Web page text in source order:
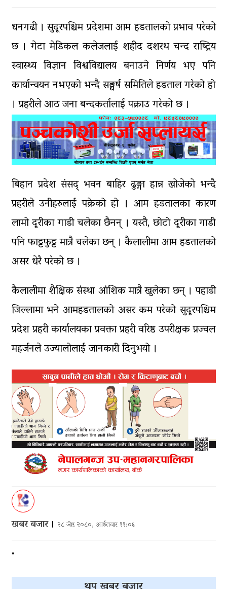
घरमाथिबाट पहिरो खसेपछि १३ घरधुरी स्थानान्तरण
पाँच लाख घुससहित कर अधिकृत रंगेहात पक्राऊ
धनगढी । सुदूरपश्चिम प्रदेशमा आम हडतालको प्रभाव परेको
छ । गेटा मेडिकल कलेजलाई शहीद दशरथ चन्द राष्ट्रिय
स्वास्थ्य विज्ञान विश्वविद्यालय बनाउने निर्णय भए पनि
कार्यान्वयन नभएको भन्दै सङ्घर्ष समितिले हडताल गरेको हो
। प्रहरीले आठ जना बन्दकर्तालाई पक्राउ गरेको छ ।
बिहान प्रदेश संसद् भवन बाहिर ढुङ्गा हान्न खोजेको भन्दै
प्रहरीले उनीहरुलाई पक्रेको हो । आम हडतालका कारण
लामो दूरीका गाडी चलेका छैनन् । यस्तै, छोटो दूरीका गाडी
पनि फाट्टफुट्ट मात्रै चलेका छन् । कैलालीमा आम हडतालको
असर धेरै परेको छ ।
कैलालीमा शैक्षिक संस्था आंशिक मात्रै खुलेका छन् । पहाडी
जिल्लामा भने आमहडतालको असर कम परेको सुदूरपश्चिम
प्रदेश प्रहरी कार्यालयका प्रवक्ता प्रहरी वरिष्ठ उपरीक्षक प्रज्वल
महर्जनले उज्यालोलाई जानकारी दिनुभयो ।
खबर बजार। २८ जेष्ठ २०८०, आईतवार ११:०६
"